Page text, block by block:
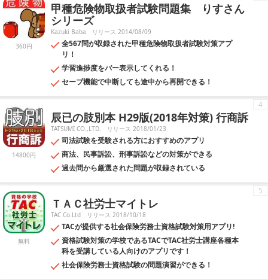
360円
甲種危険物取扱者試験問題集 りすさん
シリーズ
Kazuki Baba リリース 2014/08/09
全567問が収録された甲種危険物取扱者試験対策アプ
リ！
学習進捗度をバー表示してくれる！
セーブ機能で中断しても途中から再開できる！
14800円
辰已の肢別本 H29版(2018年対策) 行商訴
TATSUMI CO.,LTD. リリース 2018/01/23
司法試験を受験される方におすすめのアプリ
商法、民事訴訟、刑事訴訟などの対策ができる
過去問から厳選された問題が収録されている
4
無料
ＴＡＣ社労士マイトレ
TAC Co.Ltd リリース 2018/10/18
TACが提供する社会保険労務士資格試験対策用アプリ!
資格試験対策の学校であるTACでTAC社労士講座各種本
科を受講している人向けのアプリです！
社会保険労務士資格試験の問題演習ができる！
5